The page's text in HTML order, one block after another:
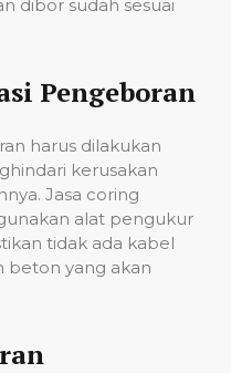
dibor sudah sesuai
Pengeboran
harus dilakukan
kerusakan
Jasa coring
alat pengukur
tidak ada kabel
beton yang akan